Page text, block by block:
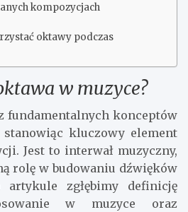
kompozycjach
oktawy podczas
w muzyce?
fundamentalnych konceptów
kluczowy element
Jest to interwał muzyczny,
rolę w budowaniu dźwięków
zgłębimy definicję
w muzyce oraz